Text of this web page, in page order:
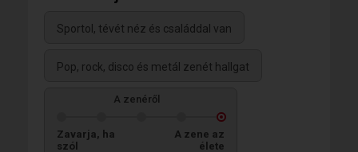
Sportol, tévét néz és családdal van
Pop, rock, disco és metál zenét hallgat
A zenéről
Zavarja, ha
szól
A zene az
élete